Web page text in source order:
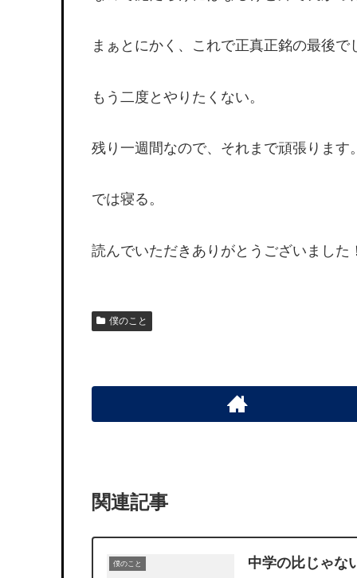
まぁとにかく、これで正真正銘の最後で
もう二度とやりたくない。
残り一週間なので、それまで頑張ります。
では寝る。
読んでいただきありがとうございました！
僕のこと
関連記事
僕のこと 中学の比じゃな